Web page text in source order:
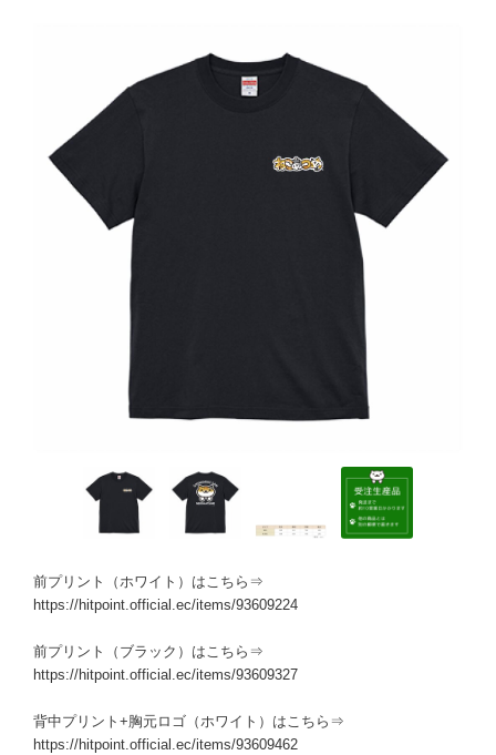
前プリント（ホワイト）はこちら⇒
https://hitpoint.official.ec/items/93609224
前プリント（ブラック）はこちら⇒
https://hitpoint.official.ec/items/93609327
背中プリント+胸元ロゴ（ホワイト）はこちら⇒
https://hitpoint.official.ec/items/93609462